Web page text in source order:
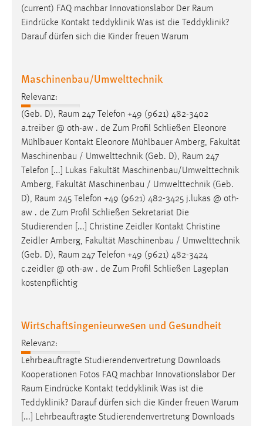
(current) FAQ machbar Innovationslabor Der Raum
Eindrücke Kontakt teddyklinik Was ist die Teddyklinik?
Darauf dürfen sich die Kinder freuen Warum
Maschinenbau/Umwelttechnik
Relevanz:
(Geb. D), Raum 247 Telefon +49 (9621) 482-3402
a.treiber @ oth-aw . de Zum Profil Schließen Eleonore
Mühlbauer Kontakt Eleonore Mühlbauer Amberg, Fakultät
Maschinenbau / Umwelttechnik (Geb. D), Raum 247
Telefon [...] Lukas Fakultät Maschinenbau/Umwelttechnik
Amberg, Fakultät Maschinenbau / Umwelttechnik (Geb.
D), Raum 245 Telefon +49 (9621) 482-3425 j.lukas @ oth-
aw . de Zum Profil Schließen Sekretariat Die
Studierenden [...] Christine Zeidler Kontakt Christine
Zeidler Amberg, Fakultät Maschinenbau / Umwelttechnik
(Geb. D), Raum 247 Telefon +49 (9621) 482-3424
c.zeidler @ oth-aw . de Zum Profil Schließen Lageplan
kostenpflichtig
Wirtschaftsingenieurwesen und Gesundheit
Relevanz:
Lehrbeauftragte Studierendenvertretung Downloads
Kooperationen Fotos FAQ machbar Innovationslabor Der
Raum Eindrücke Kontakt teddyklinik Was ist die
Teddyklinik? Darauf dürfen sich die Kinder freuen Warum
[...] Lehrbeauftragte Studierendenvertretung Downloads